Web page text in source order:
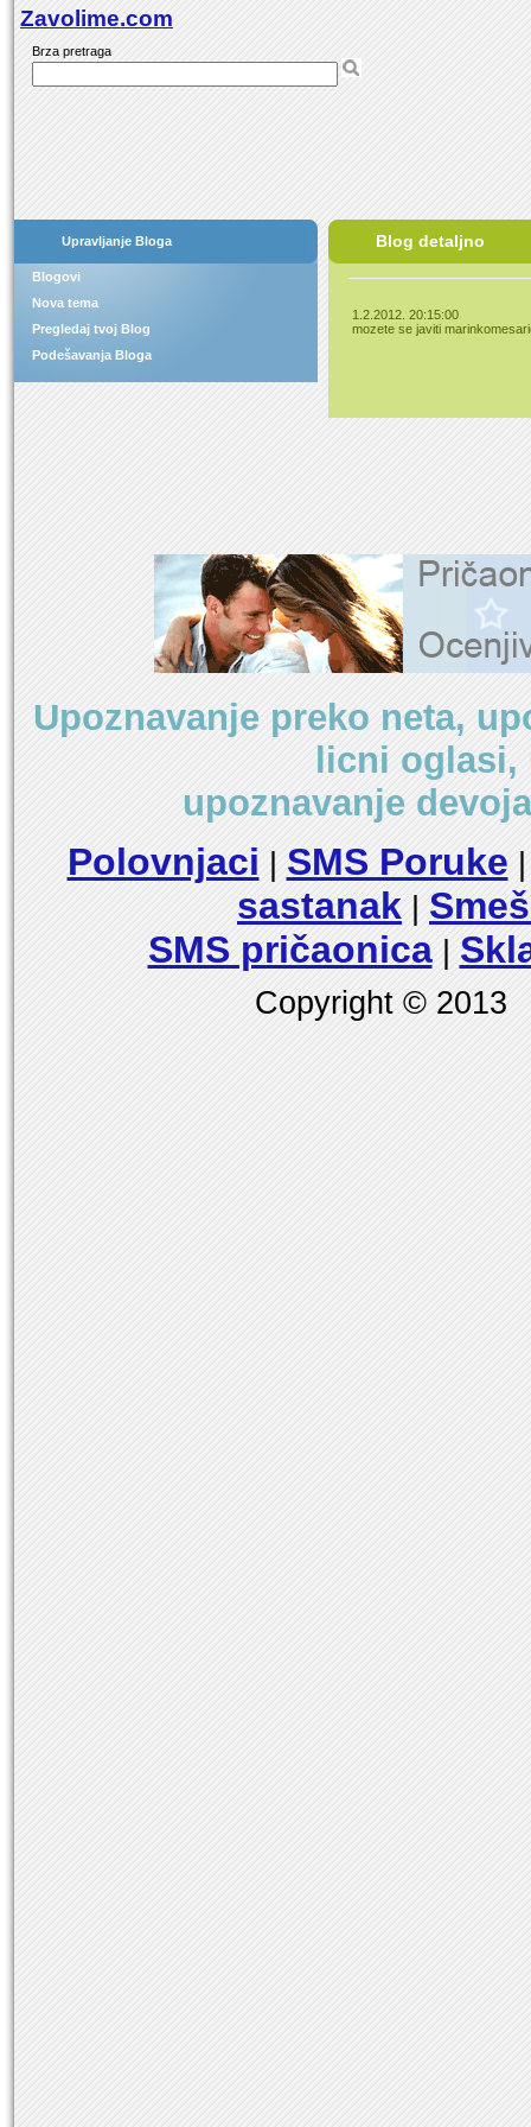
Zavolime.com
Brza pretraga
Upravljanje Bloga
Blogovi
Nova tema
Pregledaj tvoj Blog
Podešavanja Bloga
Blog detaljno
1.2.2012. 20:15:00
mozete se javiti
Upoznavanje preko neta,
licni
upoznavanje
Polovnjaci SMS Poruke
sastanak
SMS pričaonica|
Copyright © 2013